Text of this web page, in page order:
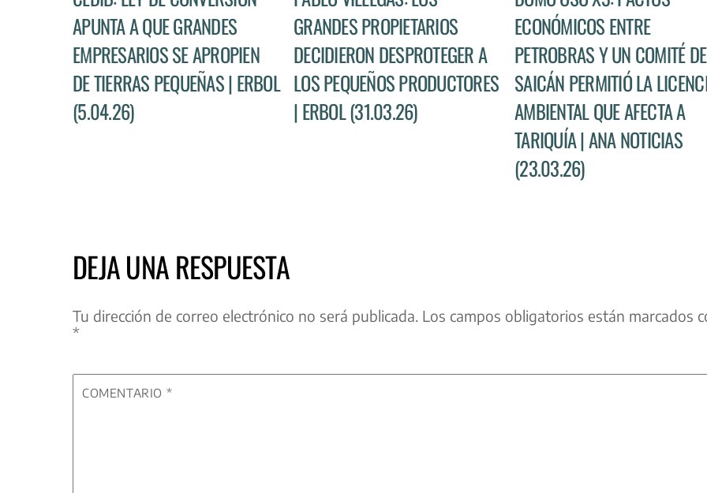
APUNTA A QUE GRANDES
EMPRESARIOS SE APROPIEN
DE TIERRAS PEQUEÑAS | ERBOL
(5.04.26)
GRANDES PROPIETARIOS
DECIDIERON DESPROTEGER A
LOS PEQUEÑOS PRODUCTORES
| ERBOL (31.03.26)
ECONÓMICOS ENTRE
PETROBRAS Y UN COMITÉ DE
SAICÁN PERMITIÓ LA
AMBIENTAL QUE AFECTA A
TARIQUÍA | ANA NOTICIAS
(23.03.26)
DEJA UNA RESPUESTA
Tu dirección de correo electrónico no será publicada. Los campos obligatorios están marcados
*
COMENTARIO *